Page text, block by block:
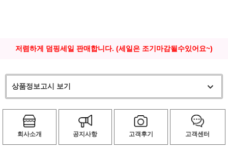
저렴하게 덤핑세일 판매합니다. (세일은 조기마감될수있어요~)
상품정보고시 보기
회사소개 공지사항 고객후기 고객센터